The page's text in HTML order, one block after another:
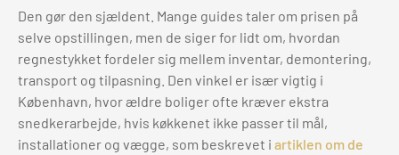
Den gør den sjældent. Mange guides taler om prisen på
selve opstillingen, men de siger for lidt om, hvordan
regnestykket fordeler sig mellem inventar, demontering,
transport og tilpasning. Den vinkel er især vigtig i
København, hvor ældre boliger ofte kræver ekstra
snedkerarbejde, hvis køkkenet ikke passer til mål,
installationer og vægge, som beskrevet i artiklen om de